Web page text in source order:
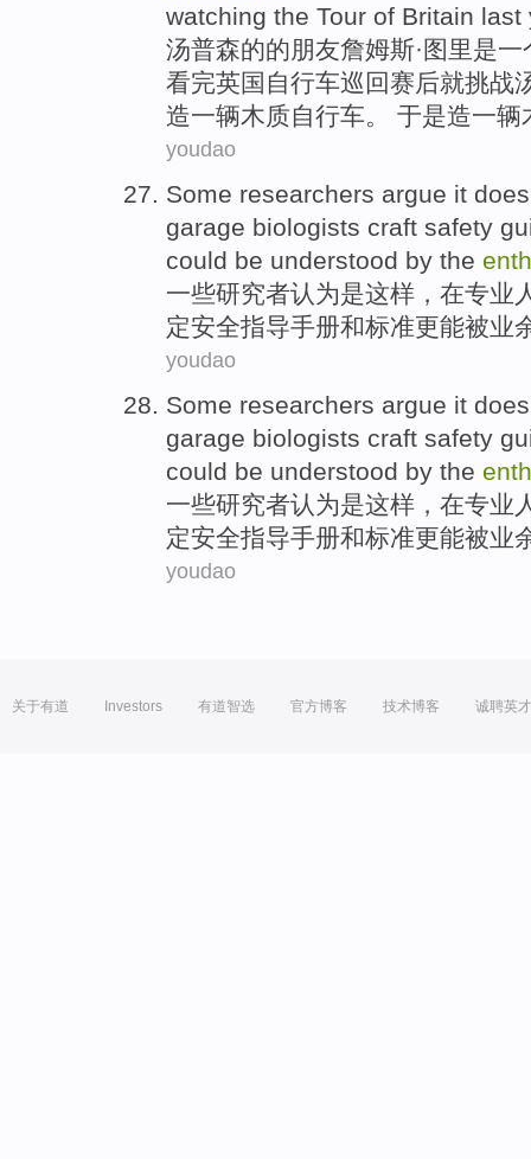
watching the Tour of Britain last
汤普森的的朋友詹姆斯·图里是一
看完英国 自行车巡回 赛后就挑战
造一辆木质自行车。 于是造一辆
youdao
Some researchers argue it does
garage biologists craft safety
could be understood by the
一些研究者认为是这样， 在专业
定安全指导手册和标准更能被业
youdao
Some researchers argue it does
garage biologists craft safety
could be understood by the
一些研究者认为是这样， 在专业
定安全指导手册和标准更能被业
youdao
关于有道 Investors 有道智选 官方博客 技术博客 诚聘英才